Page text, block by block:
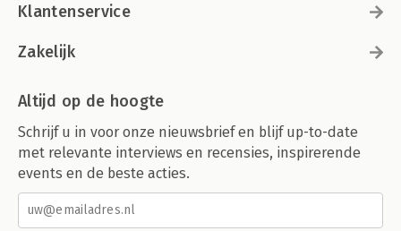
Klantenservice
Zakelijk
Altijd op de hoogte
Schrijf u in voor onze nieuwsbrief en blijf up-to-date
met relevante interviews en recensies, inspirerende
events en de beste acties.